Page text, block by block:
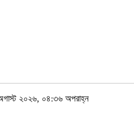
২০২৬, ০৪:৩৬ অপরাহ্ন